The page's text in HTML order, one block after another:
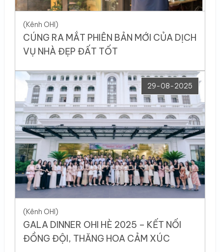
(Kênh OHI)
CÚNG RA MẮT PHIÊN BẢN MỚI CỦA DỊCH
VỤ NHÀ ĐẸP ĐẤT TỐT
29-08-2025
(Kênh OHI)
GALA DINNER OHI HÈ 2025 – KẾT NỐI
ĐỒNG ĐỘI, THĂNG HOA CẢM XÚC